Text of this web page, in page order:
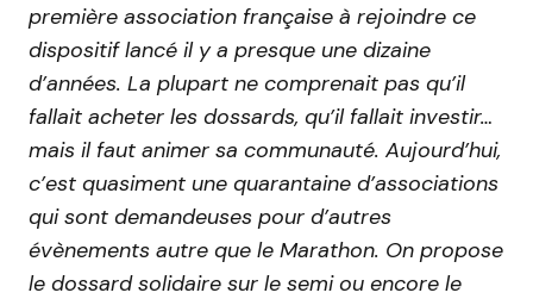
première association française à rejoindre ce
dispositif lancé il y a presque une dizaine
d’années. La plupart ne comprenait pas qu’il
fallait acheter les dossards, qu’il fallait investir…
mais il faut animer sa communauté. Aujourd’hui,
c’est quasiment une quarantaine d’associations
qui sont demandeuses pour d’autres
évènements autre que le Marathon. On propose
le dossard solidaire sur le semi ou encore le